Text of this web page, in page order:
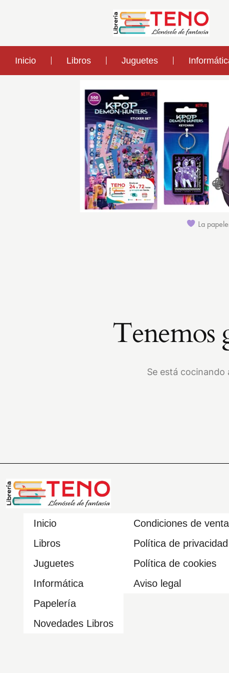
Inicio Libros Juguetes
La
Tenemos
Se está
Inicio
Libros
Juguetes
Informática
Papelería
Novedades Libros
Condiciones de venta
Política de privacidad
Política de cookies
Aviso legal